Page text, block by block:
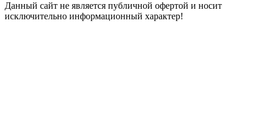
Данный сайт не является публичной офертой и носит
исключительно информационный характер!